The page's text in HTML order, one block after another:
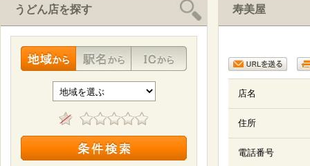
うどん店を探す 寿美屋
店名
住所
電話番号